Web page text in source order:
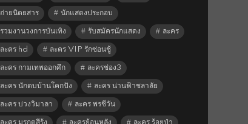
ถ่ายนิตยสาร นักแสดงประกอบ
รวมงานวงการบันเทิง รับสมัครนักแสดง ละคร
ละคร hd ละคร VIP รักซ่อนชู้
ละคร กามเทพออกศึก ละครช่อง3
ละคร นักตบบ้านโคกปัง ละคร น่านฟ้าชลาลัย
ละคร บ่วงวิมาลา ละคร พรชีวัน